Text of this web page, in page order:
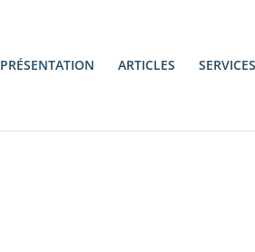
PRÉSENTATION ARTICLES SERVICES